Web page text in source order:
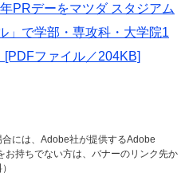
PRデーをマツダ スタジアム
」で学部・専攻科・大学院1
ファイル／204KB]
には、Adobe社が提供するAdobe
お持ちでない方は、バナーのリンク先か